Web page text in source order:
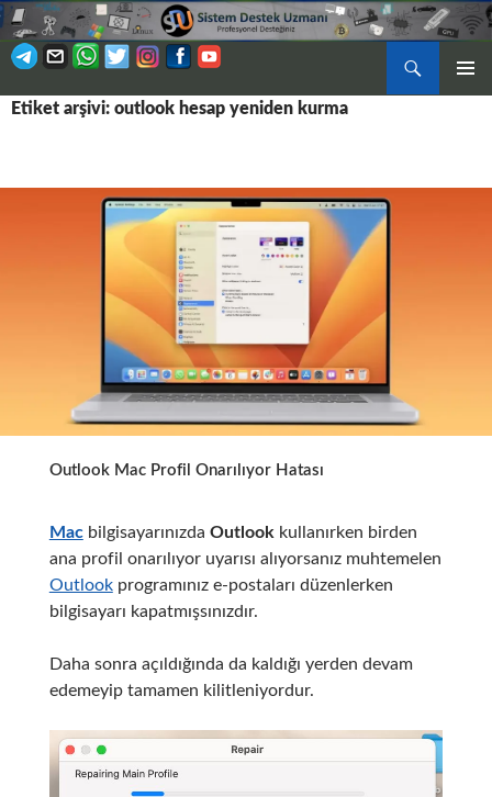
Ara
İÇERIĞE
Etiket arşivi: outlook hesap yeniden kurma
Outlook Mac Profil Onarılıyor Hatası
Macbilgisayarınızda Outlookkullanırken birden
ana profil onarılıyor uyarısı alıyorsanız muhtemelen
Outlookprogramınız e-postaları düzenlerken
bilgisayarı kapatmışsınızdır.
Daha sonra açıldığında da kaldığı yerden devam
edemeyip tamamen kilitleniyordur.